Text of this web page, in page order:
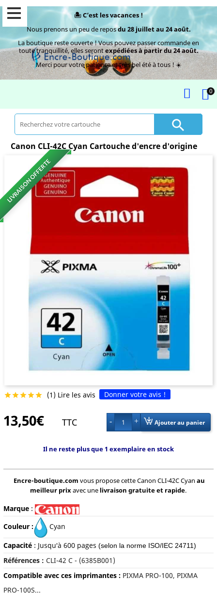
🏝️ C’est les vacances !
Nous prenons un peu de reposdu 28 juillet au 24 août.
La boutique reste ouverte ! Vous pouvez passer commande en
toute tranquillité, elles serontexpédiées à partir du 24 août.
Merci pour votre patience et très bel été à tous ! ☀️
0

Canon CLI-42C Cyan Cartouche d'encre d'origine
LIVRAISON OFFERTE
 (1) Lire les avis Donner votre avis !
13,50€ TTC 1 Ajouter au panier
Il ne reste plus que 1 exemplaire en stock
Encre-boutique.com vous propose cette Canon CLI-42C Cyan au
meilleur prixavec une livraison gratuite et rapide.
Marque:
Couleur :
Cyan
Capacité: Jusqu'à 600 pages (selon la norme ISO/IEC 24711)
Références : CLI-42 C - (6385B001)
Compatible avec ces imprimantes : PIXMA PRO-100, PIXMA
PRO-100S...